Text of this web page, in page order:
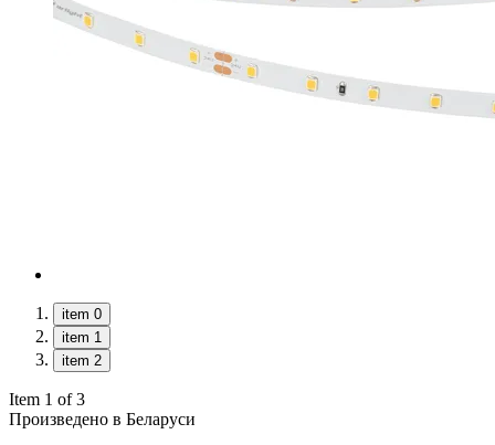
item 0
item 1
item 2
Item 1 of 3
Произведено в Беларуси